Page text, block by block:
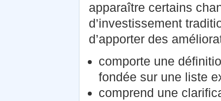
apparaître certains
d’investissement
d’apporter des
comporte une
fondée sur une liste
comprend une